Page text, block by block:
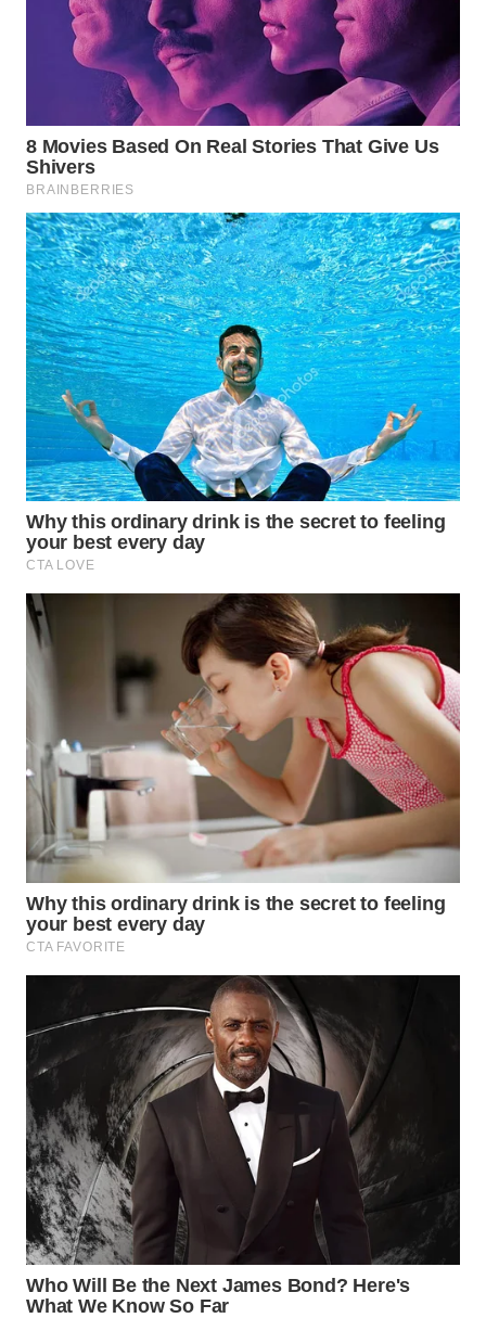
WN
WN
KALTARA
WN
KALSEL
WN
KALTIM
WN
SULSEL
WN
GORONTALO
WN
SULUT
MALUKU
WN
DAIRI
WN
DANAU
TOBA
LANGKAT
WN
TAPANULI
SELATAN
WN
TANJUNG
LESUNG